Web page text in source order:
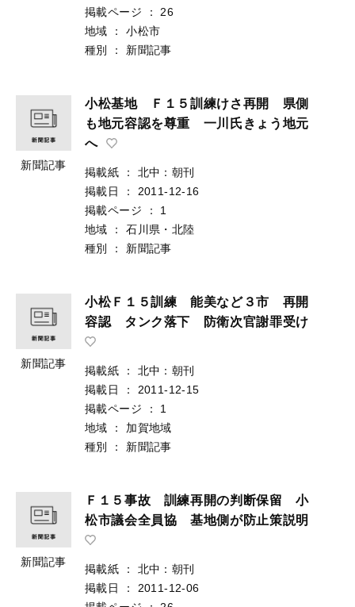
掲載ページ
：
26
地域
：
小松市
種別
： 新聞記事
新聞記事
小松基地 Ｆ１５訓練けさ再開 県側
も地元容認を尊重 一川氏きょう地元
へ
掲載紙 ：
北中：朝刊
掲載日
：
2011-12-16
掲載ページ
：
1
地域
：
石川県・北陸
種別
： 新聞記事
新聞記事
小松Ｆ１５訓練 能美など３市 再開
容認 タンク落下 防衛次官謝罪受け
掲載紙 ：
北中：朝刊
掲載日
：
2011-12-15
掲載ページ
：
1
地域
：
加賀地域
種別
： 新聞記事
新聞記事
Ｆ１５事故 訓練再開の判断保留 小
松市議会全員協 基地側が防止策説明
掲載紙 ：
北中：朝刊
掲載日
：
2011-12-06